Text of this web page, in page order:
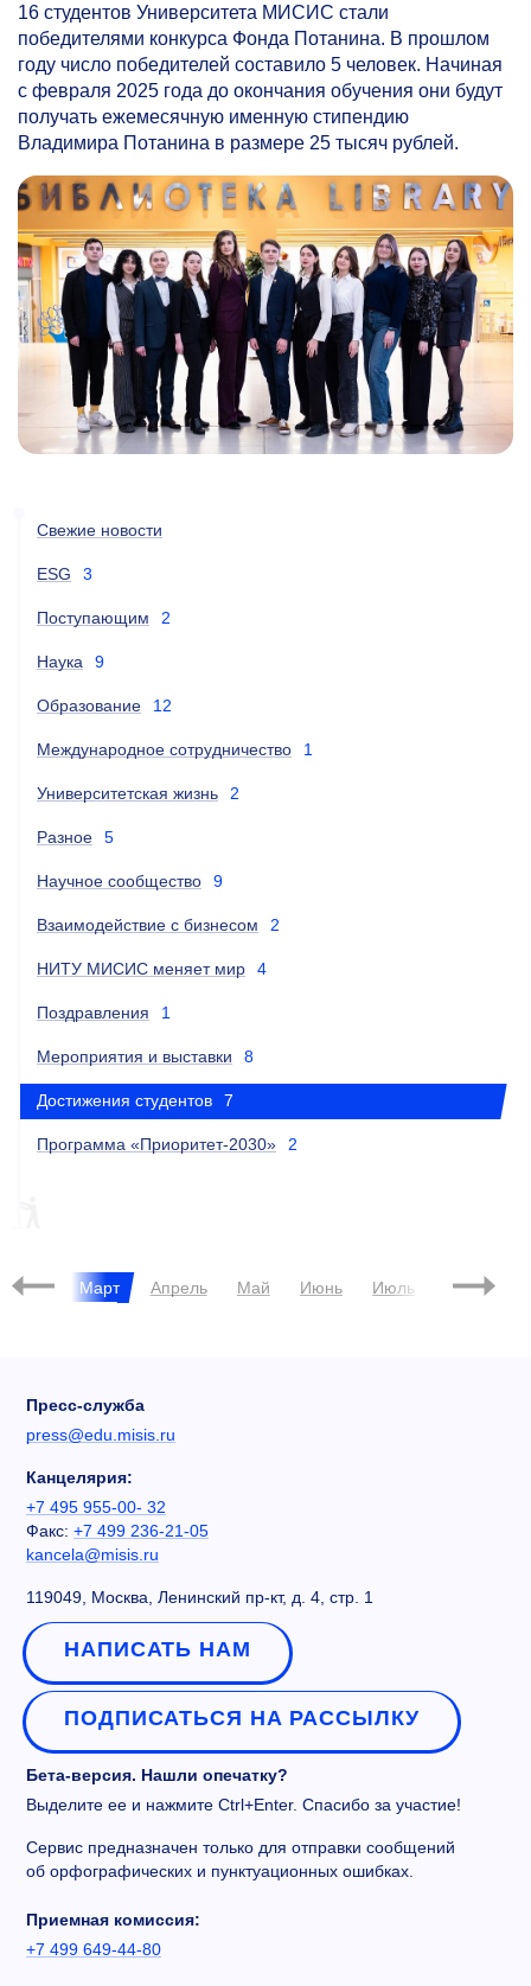
16 студентов Университета МИСИС стали
победителями конкурса Фонда Потанина. В прошлом
году число победителей составило 5 человек. Начиная
с февраля 2025 года до окончания обучения они будут
получать ежемесячную именную стипендию
Владимира Потанина в размере 25 тысяч рублей.
Свежие новости
ESG 3
Поступающим 2
Наука 9
Образование 12
Международное сотрудничество 1
Университетская жизнь 2
Разное 5
Научное сообщество 9
Взаимодействие с бизнесом 2
НИТУ МИСИС меняет мир 4
Поздравления 1
Мероприятия и выставки 8
Достижения студентов 7
Программа «Приоритет-2030» 2
Март Апрель Май Июнь Июль Август
Пресс-служба
press@edu.misis.ru
Канцелярия:
+7 495 955-00- 32
Факс: +7 499 236-21-05
kancela@misis.ru
119049, Москва, Ленинский пр-кт, д. 4, стр. 1
НАПИСАТЬ НАМ
ПОДПИСАТЬСЯ НА РАССЫЛКУ
Бета-версия. Нашли опечатку?
Выделите ее и нажмите Ctrl+Enter. Спасибо за участие!
Сервис предназначен только для отправки сообщений
об орфографических и пунктуационных ошибках.
Приемная комиссия:
+7 499 649-44-80